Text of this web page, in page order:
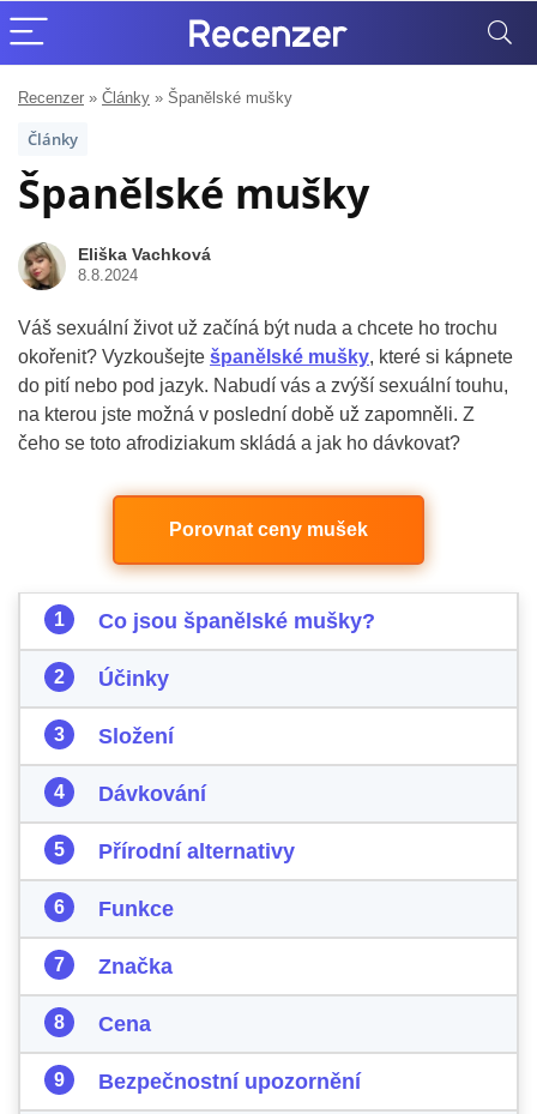
Recenzer » Články » Španělské mušky
Články
Španělské mušky
Eliška Vachková
8.8.2024
Váš sexuální život už začíná být nuda a chcete ho trochu
okořenit? Vyzkoušejte španělské mušky, které si kápnete
do pití nebo pod jazyk. Nabudí vás a zvýší sexuální touhu,
na kterou jste možná v poslední době už zapomněli. Z
čeho se toto afrodiziakum skládá a jak ho dávkovat?
Porovnat ceny mušek
Co jsou španělské mušky?
Účinky
Složení
Dávkování
Přírodní alternativy
Funkce
Značka
Cena
Bezpečnostní upozornění